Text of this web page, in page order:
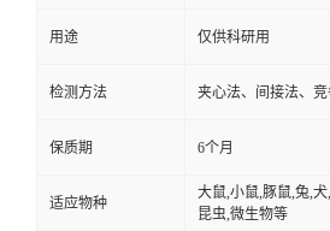
用途 仅供科研用
检测方法 夹心法、间接法、
保质期 6个月
适应物种
大鼠,小鼠,豚鼠,兔,
昆虫,微生物等